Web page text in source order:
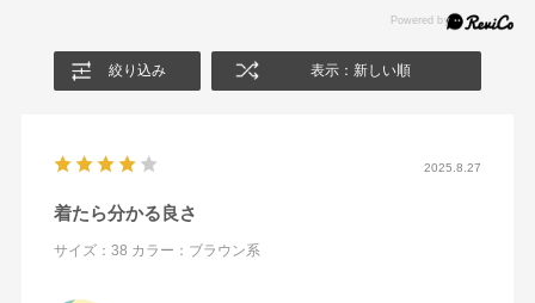
絞り込み 表示：新しい順
2025.8.27
着たら分かる良さ
サイズ：38 カラー：ブラウン系